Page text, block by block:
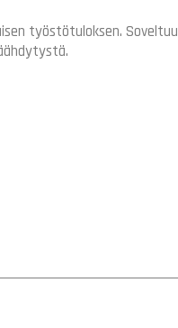
työstötuloksen. Soveltuu